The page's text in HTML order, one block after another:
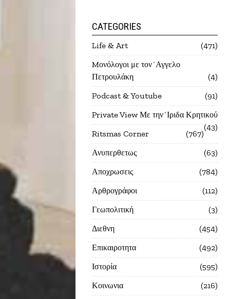
CATEGORIES
Life & Art
471
Mονόλογοι με τον`Αγγελο
Πετρουλάκη
4
Podcast & Youtube
91
Private View Με την`Ιριδα Κρητικού
43
Ritsmas Corner
767
Ανυπερθετως
63
Αποχρωσεις
784
Αρθρογράφοι
112
Γεωπολιτική
3
Διεθνη
454
Επικαιροτητα
492
Ιστορία
595
Κοινωνια
216